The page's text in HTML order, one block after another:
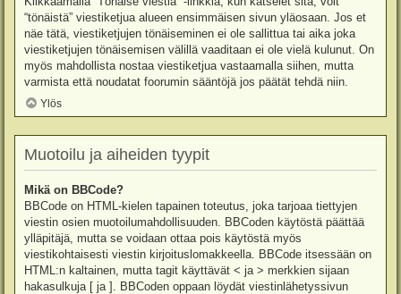
“tönäistä” viestiketjua alueen ensimmäisen sivun yläosaan. Jos et
näe tätä, viestiketjujen tönäiseminen ei ole sallittua tai aika joka
viestiketjujen tönäisemisen välillä vaaditaan ei ole vielä kulunut. On
myös mahdollista nostaa viestiketjua vastaamalla siihen, mutta
varmista että noudatat foorumin sääntöjä jos päätät tehdä niin.
Ylös
Muotoilu ja aiheiden tyypit
Mikä on BBCode?
BBCode on HTML-kielen tapainen toteutus, joka tarjoaa tiettyjen
viestin osien muotoilumahdollisuuden. BBCoden käytöstä päättää
ylläpitäjä, mutta se voidaan ottaa pois käytöstä myös
viestikohtaisesti viestin kirjoituslomakkeella. BBCode itsessään on
HTML:n kaltainen, mutta tagit käyttävät < ja > merkkien sijaan
hakasulkuja [ ja ]. BBCoden oppaan löydät viestinlähetyssivun